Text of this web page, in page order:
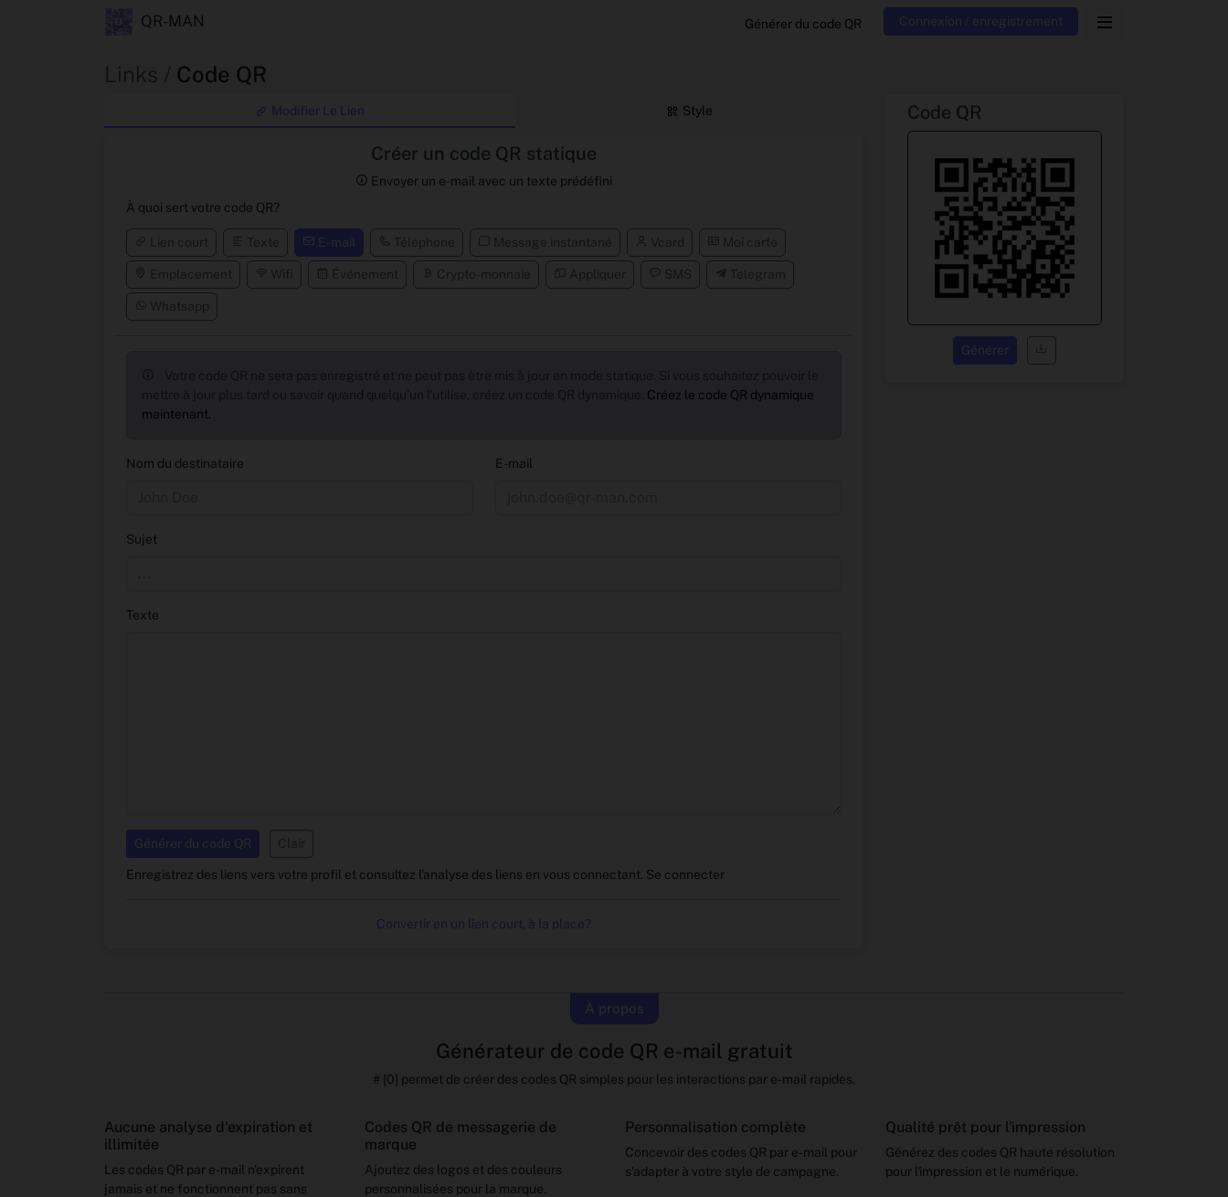
QR-MAN Générer du code QR Connexion / enregistrement
Links / Code QR
Modifier Le Lien Style
Créer un code QR statique
Envoyer un e-mail avec un texte prédéfini
À quoi sert votre code QR?
Lien court Texte E-mail Téléphone Message instantané Vcard Moi carte
Emplacement Wifi Événement Crypto-monnaie Appliquer SMS Telegram
Whatsapp
Créez le code QR dynamique
maintenant.
Nom du destinataire E-mail
Sujet
Texte
Générer du code QR Clair
Enregistrez des liens vers votre profil et consultez l'analyse des liens en vous connectant. Se connecter
Convertir en un lien court, à la place?
Code QR
Générer
À propos
Générateur de code QR e-mail gratuit
# [0] permet de créer des codes QR simples pour les interactions par e-mail rapides.
Aucune analyse d'expiration et
illimitée
Les codes QR par e-mail n'expirent
jamais et ne fonctionnent pas sans
Codes QR de messagerie de
marque
Ajoutez des logos et des couleurs
personnalisées pour la marque.
Personnalisation complète
Concevoir des codes QR par e-mail pour
s'adapter à votre style de campagne.
Qualité prêt pour l'impression
Générez des codes QR haute résolution
pour l'impression et le numérique.